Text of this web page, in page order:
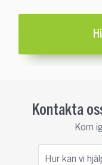
Kontakta
Kom
Hur kan vi